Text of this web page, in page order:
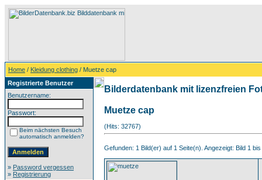
Home / Kleidung clothing / Muetze cap
Registrierte Benutzer
Benutzername:
Passwort:
Beim nächsten Besuch
automatisch anmelden?
» Password vergessen
» Registrierung
Bilderdatenbank mit lizenzfreien
Muetze cap
(Hits: 32767)
Gefunden: 1 Bild(er) auf 1 Seite(n). Angezeigt: Bild 1 bis